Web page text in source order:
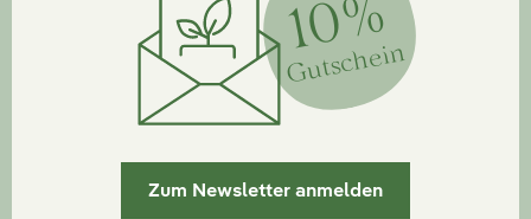
10%
Gutschein
Zum Newsletter anmelden